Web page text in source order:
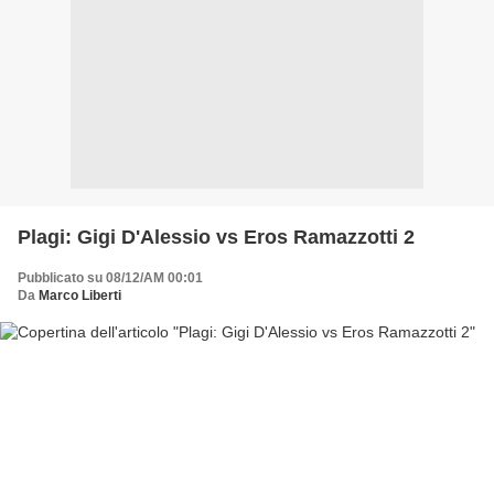
Plagi: Gigi D'Alessio vs Eros Ramazzotti 2
Pubblicato su 08/12/AM 00:01
Da Marco Liberti